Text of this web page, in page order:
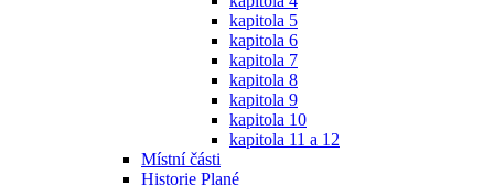
kapitola 5
kapitola 6
kapitola 7
kapitola 8
kapitola 9
kapitola 10
kapitola 11 a 12
Místní části
Historie Plané